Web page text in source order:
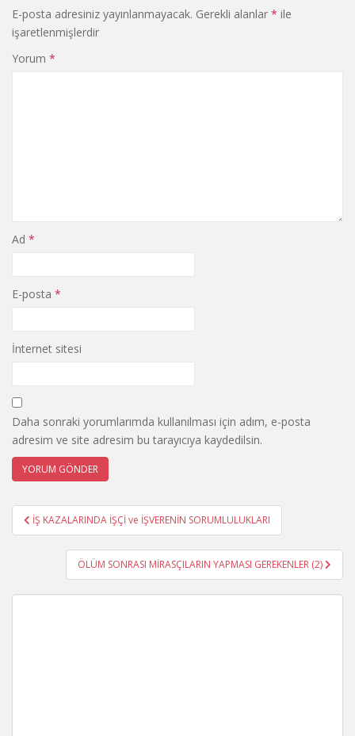
E-posta adresiniz yayınlanmayacak. Gerekli alanlar * ile
işaretlenmişlerdir
Yorum *
Ad *
E-posta *
İnternet sitesi
Daha sonraki yorumlarımda kullanılması için adım, e-posta
adresim ve site adresim bu tarayıcıya kaydedilsin.
Yazı
gezinmesi
İŞ KAZALARINDA İŞÇİ ve İŞVERENİN SORUMLULUKLARI
ÖLÜM SONRASI MİRASÇILARIN YAPMASI GEREKENLER (2)